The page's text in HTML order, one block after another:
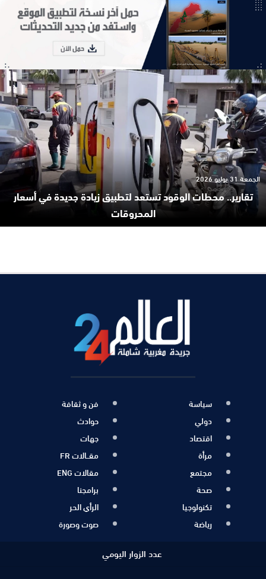
تقارير.. محطات الوقود تستعد لتطبيق زيادة جديدة في أسعار
المحروقات
الجمعة 31 يوليو 2026
سياسة
دولي
اقتصاد
مرأة
مجتمع
صحة
تكنولوجيا
رياضة
فن و ثقافة
حوادث
جهات
مقــالات FR
مقالات ENG
برامجنا
الرأي الحر
صوت وصورة
عدد الزوار اليومي